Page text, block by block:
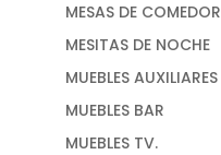
MESAS DE COMEDOR
MESITAS DE NOCHE
MUEBLES AUXILIARES
MUEBLES BAR
MUEBLES TV.